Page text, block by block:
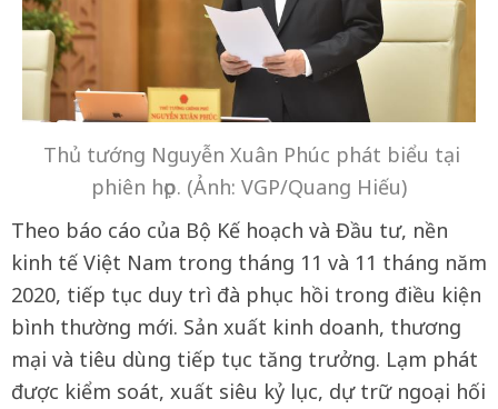
Thủ tướng Nguyễn Xuân Phúc phát biểu tại
phiên họp. (Ảnh: VGP/Quang Hiếu)
Theo báo cáo của Bộ Kế hoạch và Đầu tư, nền
kinh tế Việt Nam trong tháng 11 và 11 tháng năm
2020, tiếp tục duy trì đà phục hồi trong điều kiện
bình thường mới. Sản xuất kinh doanh, thương
mại và tiêu dùng tiếp tục tăng trưởng. Lạm phát
được kiểm soát, xuất siêu kỷ lục, dự trữ ngoại hối